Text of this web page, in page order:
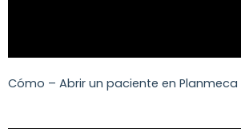
Cómo – Abrir un paciente en Planmeca